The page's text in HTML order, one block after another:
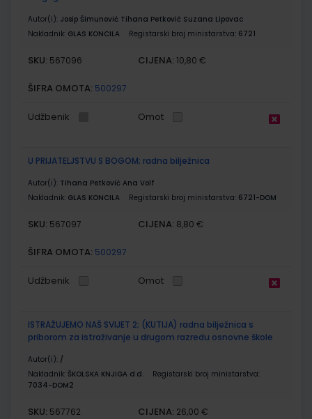
Autor(i): Josip Šimunović Tihana Petković Suzana Lipovac
Nakladnik: GLAS KONCILA Registarski broj ministarstva: 6721
SKU: 567096 CIJENA: 10,80 €
ŠIFRA OMOTA: 500297
Udžbenik Omot
U PRIJATELJSTVU S BOGOM; radna bilježnica
Autor(i): Tihana Petković Ana Volf
Nakladnik: GLAS KONCILA Registarski broj ministarstva: 6721-DOM
SKU: 567097 CIJENA: 8,80 €
ŠIFRA OMOTA: 500297
Udžbenik Omot
ISTRAŽUJEMO NAŠ SVIJET 2; (KUTIJA) radna bilježnica s
priborom za istraživanje u drugom razredu osnovne škole
Autor(i): /
Nakladnik: ŠKOLSKA KNJIGA d.d.
Registarski broj ministarstva:
7034-DOM2
SKU: 567762 CIJENA: 26,00 €